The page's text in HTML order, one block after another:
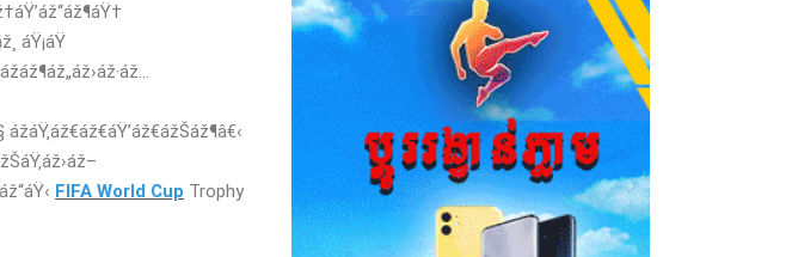
áŸ¡áŸ
ážáŸ‚áž€áž€áŸ’áž€ážŠáž¶â€‹
FIFA World Cup Trophy